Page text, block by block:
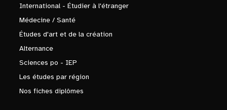
International - Étudier à l'étranger
Médecine / Santé
Études d'art et de la création
Alternance
Sciences po - IEP
Les études par région
Nos fiches diplômes